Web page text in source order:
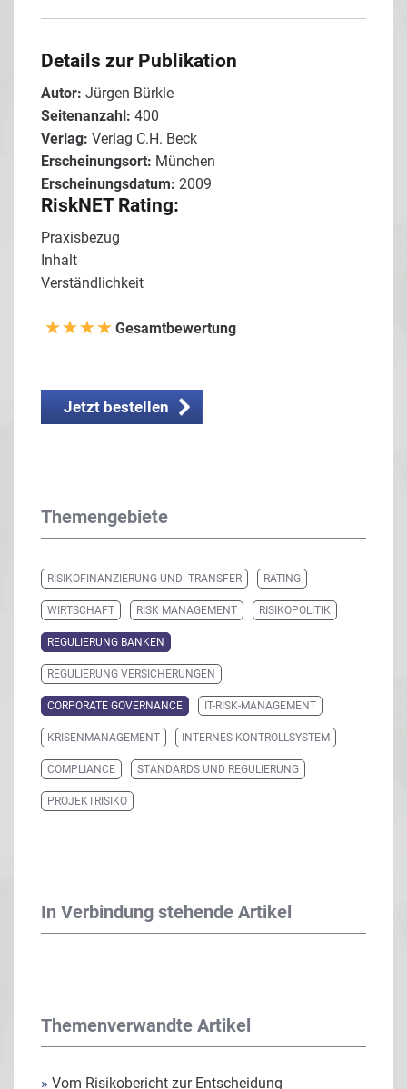
Details zur Publikation
Autor: Jürgen Bürkle
Seitenanzahl: 400
Verlag: Verlag C.H. Beck
Erscheinungsort: München
Erscheinungsdatum: 2009
RiskNET Rating:
Praxisbezug
Inhalt
Verständlichkeit
Gesamtbewertung
Jetzt bestellen
Themengebiete
RISIKOFINANZIERUNG UND -TRANSFER RATING
WIRTSCHAFT RISK MANAGEMENT RISIKOPOLITIK
REGULIERUNG BANKEN
REGULIERUNG VERSICHERUNGEN
CORPORATE GOVERNANCE IT-RISK-MANAGEMENT
KRISENMANAGEMENT INTERNES KONTROLLSYSTEM
COMPLIANCE STANDARDS UND REGULIERUNG
PROJEKTRISIKO
In Verbindung stehende Artikel
Themenverwandte Artikel
» Vom Risikobericht zur Entscheidung